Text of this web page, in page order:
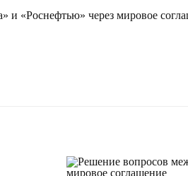
«Роснефтью» через мировое